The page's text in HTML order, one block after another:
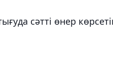
сәтті өнер